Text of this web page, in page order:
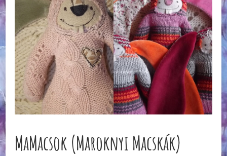
MaMacsok (Maroknyi Macskák)